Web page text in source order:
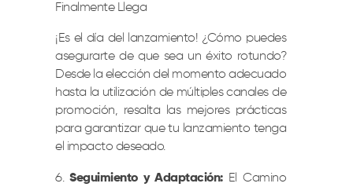
Finalmente Llega
¡Es el día del lanzamiento! ¿Cómo puedes
asegurarte de que sea un éxito rotundo?
Desde la elección del momento adecuado
hasta la utilización de múltiples canales de
promoción, resalta las mejores prácticas
para garantizar que tu lanzamiento tenga
el impacto deseado.
Seguimiento y Adaptación:El Camino